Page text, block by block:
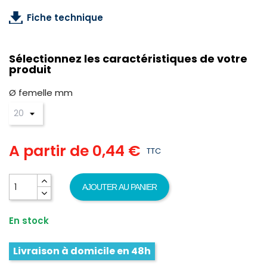
Fiche technique
Sélectionnez les caractéristiques de votre
produit
Ø femelle mm
A partir de 0,44 € TTC
AJOUTER AU PANIER
En stock
Livraison à domicile en 48h